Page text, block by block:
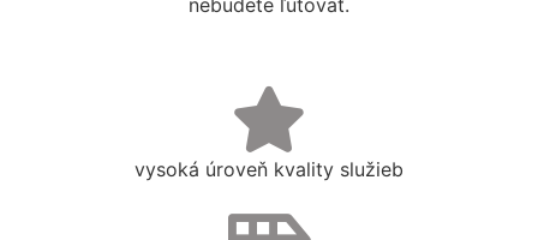
vysoká úroveň kvality služieb